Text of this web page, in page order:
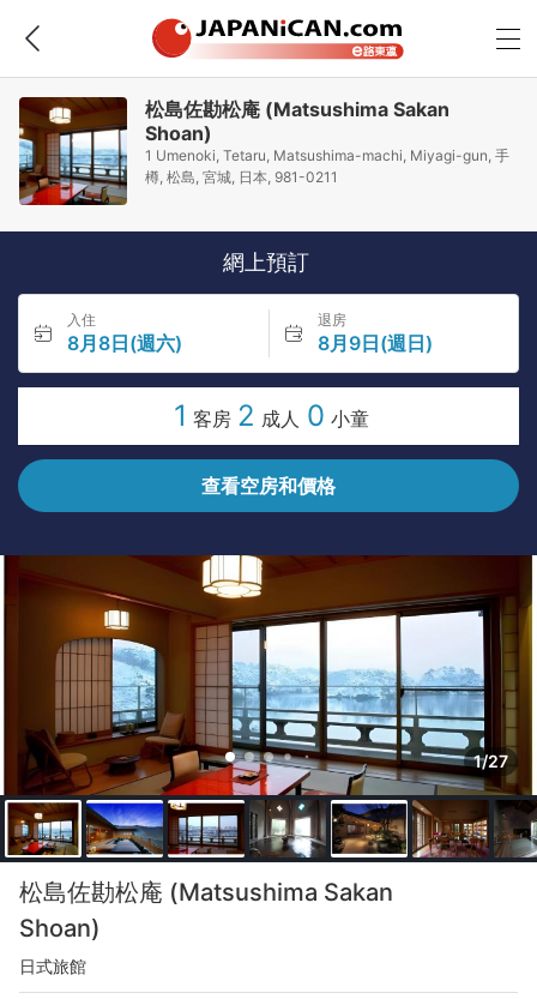
松島佐勘松庵 (Matsushima Sakan
Shoan)
1 Umenoki, Tetaru, Matsushima-machi, Miyagi-gun, 手
樽, 松島, 宮城, 日本, 981-0211
網上預訂
入住
8月8日(週六)
退房
8月9日(週日)
1 客房 2 成人 0 小童
查看空房和價格
1/27
松島佐勘松庵 (Matsushima Sakan
Shoan)
日式旅館